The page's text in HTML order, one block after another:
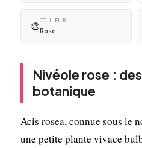
🎨COULEUR
Rose
Nivéole rose :
botanique
Acis rosea, connue sous le
une petite plante vivace